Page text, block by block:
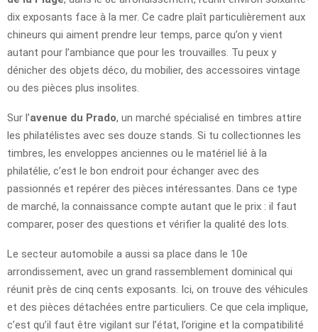
dix exposants face à la mer. Ce cadre plaît particulièrement aux
chineurs qui aiment prendre leur temps, parce qu’on y vient
autant pour l’ambiance que pour les trouvailles. Tu peux y
dénicher des objets déco, du mobilier, des accessoires vintage
ou des pièces plus insolites.
Sur l’avenue du Prado, un marché spécialisé en timbres attire
les philatélistes avec ses douze stands. Si tu collectionnes les
timbres, les enveloppes anciennes ou le matériel lié à la
philatélie, c’est le bon endroit pour échanger avec des
passionnés et repérer des pièces intéressantes. Dans ce type
de marché, la connaissance compte autant que le prix : il faut
comparer, poser des questions et vérifier la qualité des lots.
Le secteur automobile a aussi sa place dans le 10e
arrondissement, avec un grand rassemblement dominical qui
réunit près de cinq cents exposants. Ici, on trouve des véhicules
et des pièces détachées entre particuliers. Ce que cela implique,
c’est qu’il faut être vigilant sur l’état, l’origine et la compatibilité